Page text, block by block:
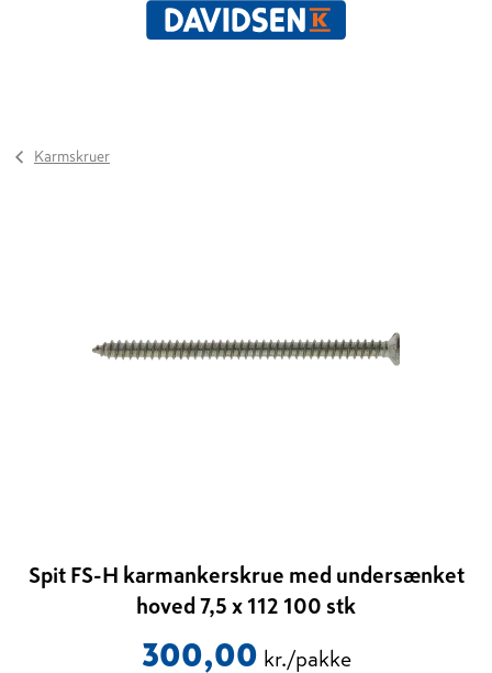
Karmskruer
Spit FS-H karmankerskrue med undersænket
hoved 7,5 x 112 100 stk
300,00 kr./pakke